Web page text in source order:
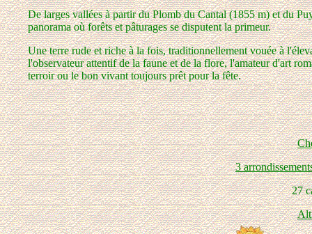
De larges vallées à partir du Plomb du Cantal (1855 m) et du
panorama où forêts et pâturages se disputent la primeur.
Une terre rude et riche à la fois, traditionnellement vouée à
l'observateur attentif de la faune et de la flore, l'amateur d'art
terroir ou le bon vivant toujours prêt pour la fête.
3
27